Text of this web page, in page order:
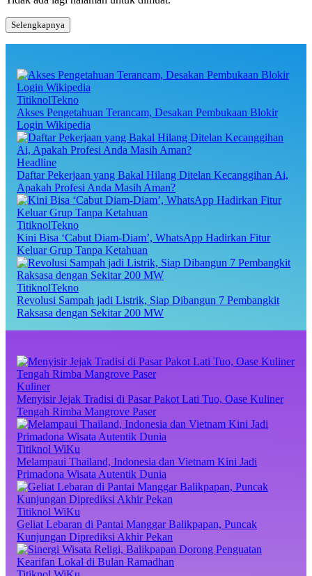
Selengkapnya
TitiknolTekno
Akses Pengetahuan Terancam, Desakan Pembukaan Blokir
Login Wikipedia
Headline
Daftar Pekerjaan yang Bakal Hilang Ditelan Kecanggihan Ai,
Apakah Profesi Anda Masih Aman?
TitiknolTekno
Kini Bisa ‘Cabut Diam-Diam’, WhatsApp Hadirkan Fitur
Keluar Grup Tanpa Ketahuan
TitiknolTekno
Revolusi Sampah jadi Listrik, Siap Dibangun 7 Pembangkit
Raksasa dengan Sekitar 200 MW
Kuliner
Menyisir Jejak Tradisi di Pasar Pakot Lati Tuo, Oase Kuliner
Tengah Rimba Mangrove Paser
Titiknol WiKu
Melampaui Thailand, Indonesia dan Vietnam Kini Jadi
Primadona Wisata Autentik Dunia
Titiknol WiKu
Geliat Lebaran di Pantai Manggar Balikpapan, Puncak
Kunjungan Diprediksi Akhir Pekan